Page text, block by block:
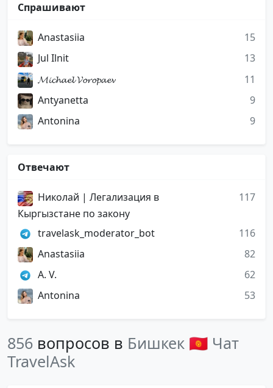
Спрашивают
Anastasiia
15
Jul Ilnit
13
𝓜𝓲𝓬𝓱𝓪𝓮𝓵 𝓥𝓸𝓻𝓸𝓹𝓪𝓮𝓿
11
Antyanetta
9
Antonina
9
Отвечают
Николай | Легализация в
Кыргызстане по закону
117
travelask_moderator_bot
116
Anastasiia
82
A. V.
62
Antonina
53
856 вопросов в Бишкек 🇰🇬 Чат
TravelAsk